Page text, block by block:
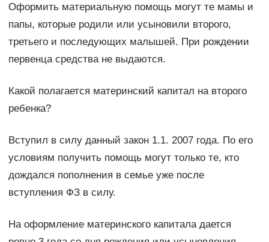
Оформить материальную помощь могут те мамы и
папы, которые родили или усыновили второго,
третьего и последующих малышей. При рождении
первенца средства не выдаются.
Какой полагается материнский капитал на второго
ребенка?
Вступил в силу данный закон 1.1. 2007 года. По его
условиям получить помощь могут только те, кто
дождался пополнения в семье уже после
вступления ФЗ в силу.
На оформление материнского капитала дается